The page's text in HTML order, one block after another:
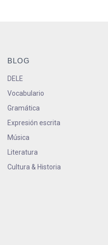
BLOG
DELE
Vocabulario
Gramática
Expresión escrita
Música
Literatura
Cultura & Historia